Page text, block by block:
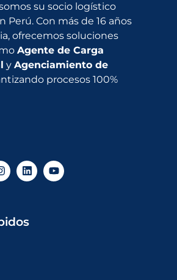
su socio logístico
Perú. Con más de 16 años
ofrecemos soluciones
Agente de Carga
yAgenciamiento de
procesos 100%